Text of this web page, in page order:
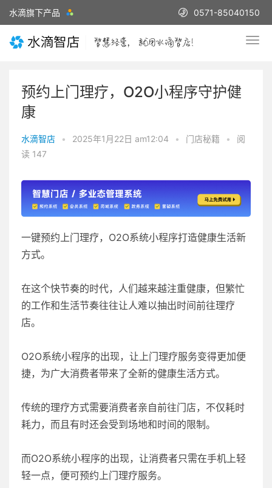
水滴旗下产品 0571-85040150
预约上门理疗，O2O小程序守护健
康
水滴智店 • 2025年1月22日 am12:04 • 门店秘籍 •
阅
读 147
一键预约上门理疗，O2O系统小程序打造健康生活新
方式。
在这个快节奏的时代，人们越来越注重健康，但繁忙
的工作和生活节奏往往让人难以抽出时间前往理疗
店。
O2O系统小程序的出现，让上门理疗服务变得更加便
捷，为广大消费者带来了全新的健康生活方式。
传统的理疗方式需要消费者亲自前往门店，不仅耗时
耗力，而且有时还会受到场地和时间的限制。
而O2O系统小程序的出现，让消费者只需在手机上轻
轻一点，便可预约上门理疗服务。